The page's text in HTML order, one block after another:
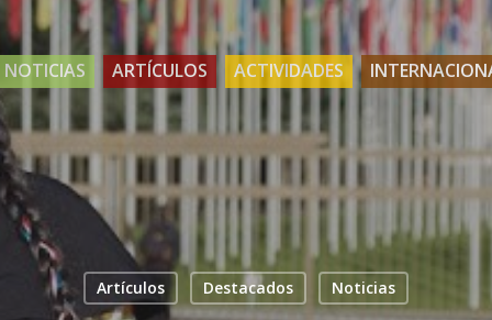
NOTICIAS ARTÍCULOS ACTIVIDADES
Artículos Destacados Noticias